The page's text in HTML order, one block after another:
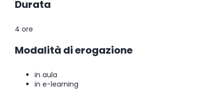
Durata
4 ore
Modalità di erogazione
in aula
in e-learning